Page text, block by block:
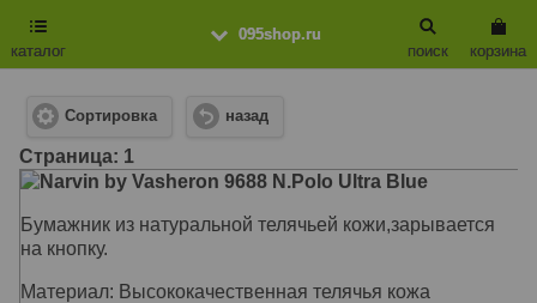
095shop.ru
каталог
корзина
поиск
Сортировка назад
Cтраница: 1
Narvin by Vasheron 9688 N.Polo Ultra Blue
Бумажник из натуральной телячьей кожи,зарывается
на кнопку.
Материал: Высококачественная телячья кожа